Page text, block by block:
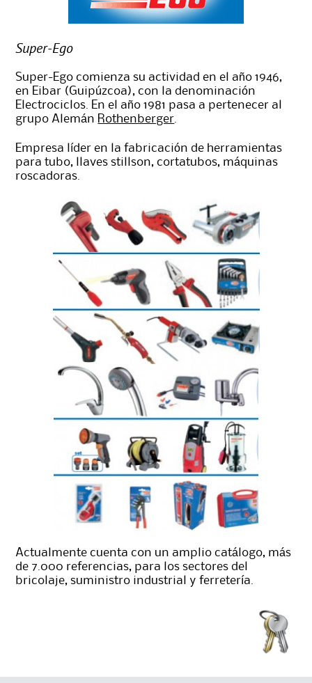
Super-Ego
Super-Ego comienza su actividad en el año 1946,
en Eibar (Guipúzcoa), con la denominación
Electrociclos. En el año 1981 pasa a pertenecer al
grupo Alemán Rothenberger
Empresa líder en la fabricación de herramientas
para tubo, llaves stillson, cortatubos, máquinas
roscadoras.
Actualmente cuenta con un amplio catálogo, más
de 7.000 referencias, para los sectores del
bricolaje, suministro industrial y ferretería.